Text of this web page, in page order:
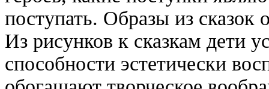
поступать. Образы из сказок
Из рисунков к сказкам дети
способности эстетически